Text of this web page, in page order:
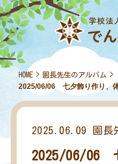
HOME > 園長先生のアルバム >
2025/06/06 七夕飾り作り、
2025.06.09 園長
2025/06/06